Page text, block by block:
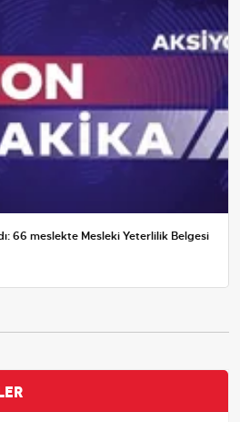
66 meslekte Mesleki Yeterlilik Belgesi